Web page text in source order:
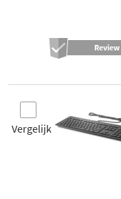
Review
Vergelijk